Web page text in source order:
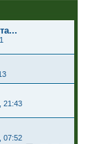
21:43
07:52